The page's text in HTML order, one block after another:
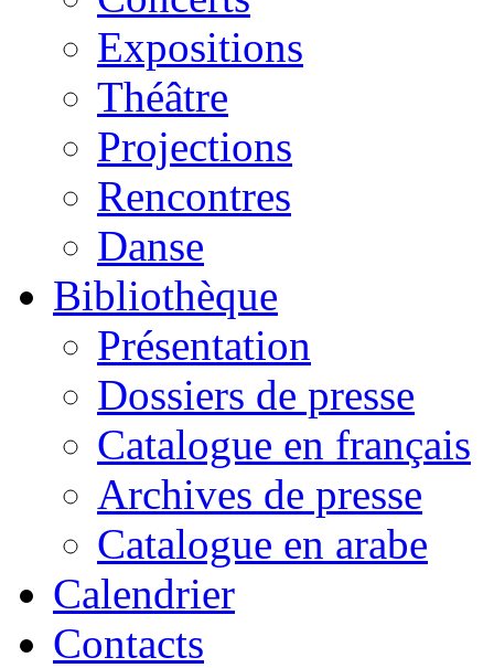
Expositions
Théâtre
Projections
Rencontres
Danse
Bibliothèque
Présentation
Dossiers de presse
Catalogue en français
Archives de presse
Catalogue en arabe
Calendrier
Contacts